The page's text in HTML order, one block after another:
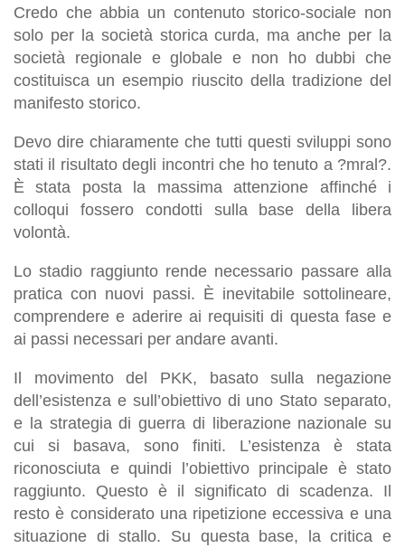
Credo che abbia un contenuto storico-sociale non
solo per la società storica curda, ma anche per la
società regionale e globale e non ho dubbi che
costituisca un esempio riuscito della tradizione del
manifesto storico.
Devo dire chiaramente che tutti questi sviluppi sono
stati il risultato degli incontri che ho tenuto a ?mral?.
È stata posta la massima attenzione affinché i
colloqui fossero condotti sulla base della libera
volontà.
Lo stadio raggiunto rende necessario passare alla
pratica con nuovi passi. È inevitabile sottolineare,
comprendere e aderire ai requisiti di questa fase e
ai passi necessari per andare avanti.
Il movimento del PKK, basato sulla negazione
dell’esistenza e sull’obiettivo di uno Stato separato,
e la strategia di guerra di liberazione nazionale su
cui si basava, sono finiti. L’esistenza è stata
riconosciuta e quindi l’obiettivo principale è stato
raggiunto. Questo è il significato di scadenza. Il
resto è considerato una ripetizione eccessiva e una
situazione di stallo. Su questa base, la critica e